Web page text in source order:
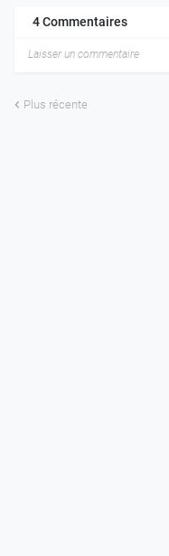
4 Commentaires
Laisser un commentaire
Plus récente